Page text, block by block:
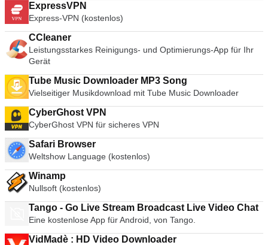
ExpressVPN
Express-VPN (kostenlos)
CCleaner
Leistungsstarkes Reinigungs- und Optimierungs-App für Ihr
Gerät
Tube Music Downloader MP3 Song
Vielseitiger Musikdownload mit Tube Music Downloader
CyberGhost VPN
CyberGhost VPN für sicheres VPN
Safari Browser
Weltshow Language (kostenlos)
Winamp
Nullsoft (kostenlos)
Tango - Go Live Stream Broadcast Live Video Chat
Eine kostenlose App für Android, von Tango.
VidMadè : HD Video Downloader